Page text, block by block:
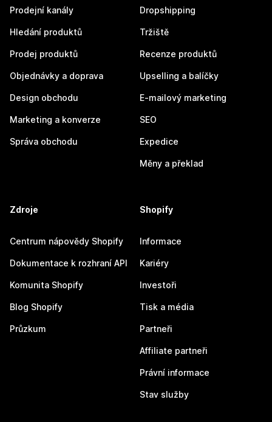
Prodejní kanály
Hledání produktů
Prodej produktů
Objednávky a doprava
Design obchodu
Marketing a konverze
Správa obchodu
Dropshipping
Tržiště
Recenze produktů
Upselling a balíčky
E-mailový marketing
SEO
Expedice
Měny a překlad
Zdroje
Centrum nápovědy Shopify
Dokumentace k rozhraní API
Komunita Shopify
Blog Shopify
Průzkum
Shopify
Informace
Kariéry
Investoři
Tisk a média
Partneři
Affiliate partneři
Právní informace
Stav služby